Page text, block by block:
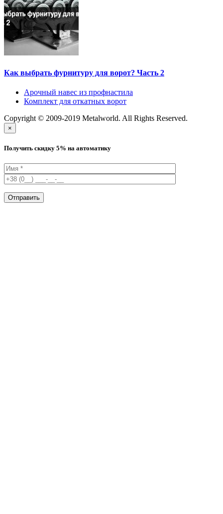
Как выбрать фурнитуру для ворот? Часть 2
Арочный навес из профнастила
Комплект для откатных ворот
Copyright © 2009-2019 Metalworld. All Rights Reserved.
×
Получить скидку 5% на автоматику